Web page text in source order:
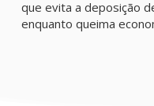
que evita a deposição
enquanto queima